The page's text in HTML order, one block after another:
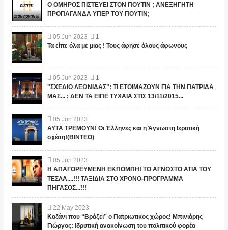
Ο ΟΜΗΡΟΣ ΠΙΣΤΕΥΕΙ ΣΤΟΝ ΠΟΥΤΙΝ ; ΑΝΕΞΗΓΗΤΗ
ΠΡΟΠΑΓΑΝΔΑ ΥΠΕΡ ΤΟΥ ΠΟΥΤΙΝ;
05 Jun 2023
1
Τα είπε όλα με μιας ! Τους άφησε όλους άφωνους
05 Jun 2023
1
"ΣΧΕΔΙΟ ΛΕΩΝΙΔΑΣ": ΤΙ ΕΤΟΙΜΑΖΟΥΝ ΓΙΑ ΤΗΝ ΠΑΤΡΙΔΑ
ΜΑΣ... ; ΔΕΝ ΤΑ ΕΙΠΕ ΤΥΧΑΙΑ ΣΤΙΣ 13/11/2015...
05 Jun 2023
ΑΥΤΑ ΤΡΕΜΟΥΝ! Οι Έλληνες και η Άγνωστη Ιερατική
σχέση!(ΒΙΝΤΕΟ)
05 Jun 2023
Η ΑΠΑΓΟΡΕΥΜΕΝΗ ΕΚΠΟΜΠΗ! ΤΟ ΑΓΝΩΣΤΟ ΑΤΙΑ ΤΟΥ
ΤΕΣΛΑ....!!! ΤΑΞΙΔΙΑ ΣΤΟ ΧΡΟΝΟ-ΠΡΟΓΡΑΜΜΑ
ΠΗΓΑΣΟΣ...!!!
22 May 2023
Καζάνι που “Βράζει” ο Πατριωτικος χώρος! Μπινιάρης
Γιώργος: Ιδρυτική ανακοίνωση του πολιτικού φορέα